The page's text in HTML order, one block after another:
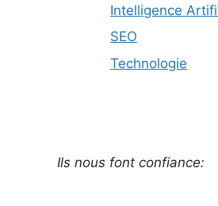
Intelligence
SEO
Technologie
Ils nous font confiance: